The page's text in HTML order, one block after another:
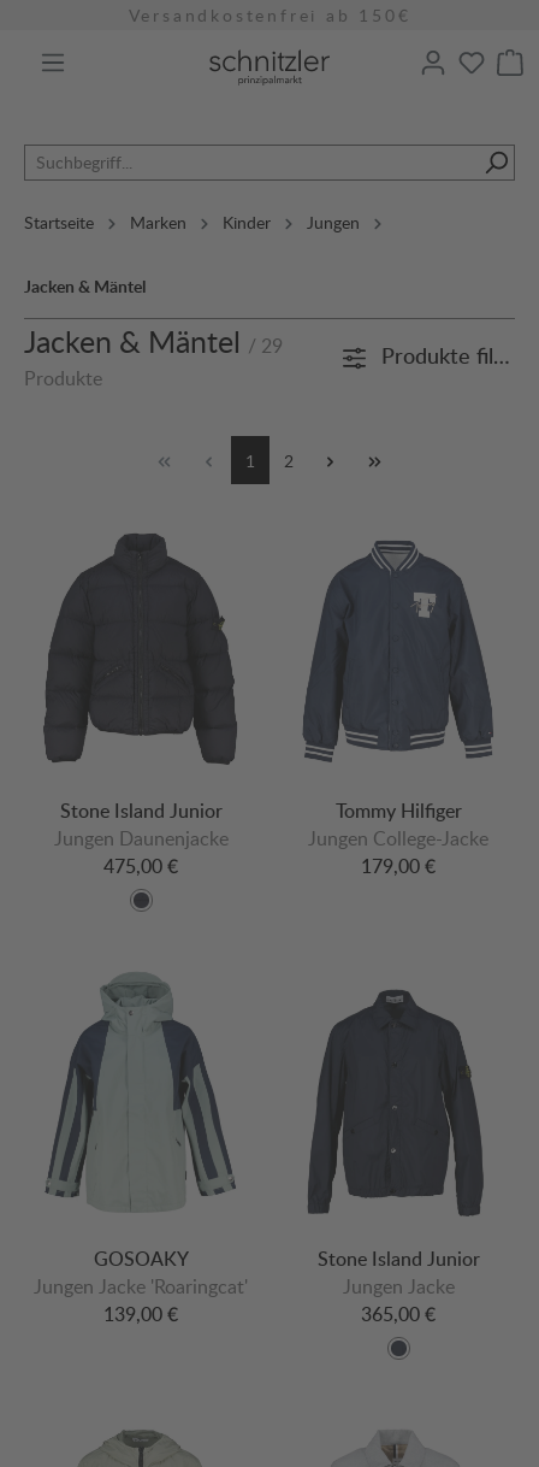
Versandkostenfrei ab 150€
Startseite Marken Kinder Jungen
Jacken & Mäntel
Jacken & Mäntel / 29
Produkte
Produkte filtern
1 2
Stone Island Junior
Jungen Daunenjacke
475,00 €
Tommy Hilfiger
Jungen College-Jacke
179,00 €
GOSOAKY
Jungen Jacke 'Roaringcat'
139,00 €
Stone Island Junior
Jungen Jacke
365,00 €